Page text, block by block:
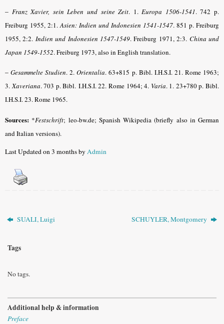
– Franz Xavier, sein Leben und seine Zeit. 1.Europa 1506-1541. 742 p.
Freiburg 1955, 2:1.Asien: Indien und Indonesien 1541-1547. 851 p. Freiburg
1955, 2:2. Indien und Indonesien 1547-1549. Freiburg 1971, 2:3. China und
Japan 1549-1552. Freiburg 1973, also in English translation.
–Gesammelte Studien. 2.Orientalia. 63+815 p. Bibl. I.H.S.I. 21. Rome 1963;
3.Xaveriana. 703 p. Bibl. I.H.S.I. 22. Rome 1964; 4. Varia.1. 23+780 p. Bibl.
I.H.S.I. 23. Rome 1965.
Sources: *Festschrift; leo-bw.de; Spanish Wikipedia (briefly also in German
and Italian versions).
Last Updated on 3 months byAdmin
SUALI, Luigi SCHUYLER, Montgomery
Tags
No tags.
Additional help & information
Preface